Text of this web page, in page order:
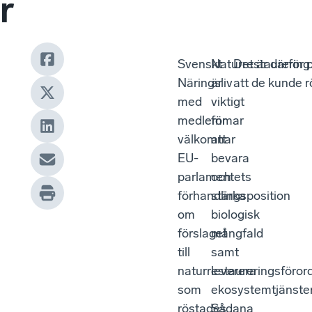
r
Svenskt
Näringsliv
med
medlemmar
välkomnar
EU-
parlamentets
förhandlingsposition
om
förslaget
till
som
röstades
Naturrestaurering
är
viktigt
för
att
bevara
och
stärka
biologisk
mångfald
samt
leverera
Sådana
Det är därför
att de kunde